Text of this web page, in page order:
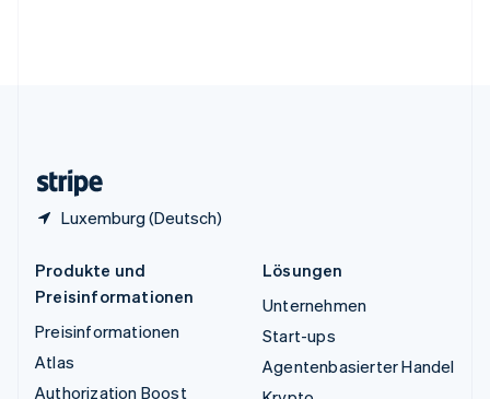
Luxemburg (Deutsch)
Produkte und
Preisinformationen
Preisinformationen
Atlas
Authorization Boost
Lösungen
Unternehmen
Start-ups
Agentenbasierter Handel